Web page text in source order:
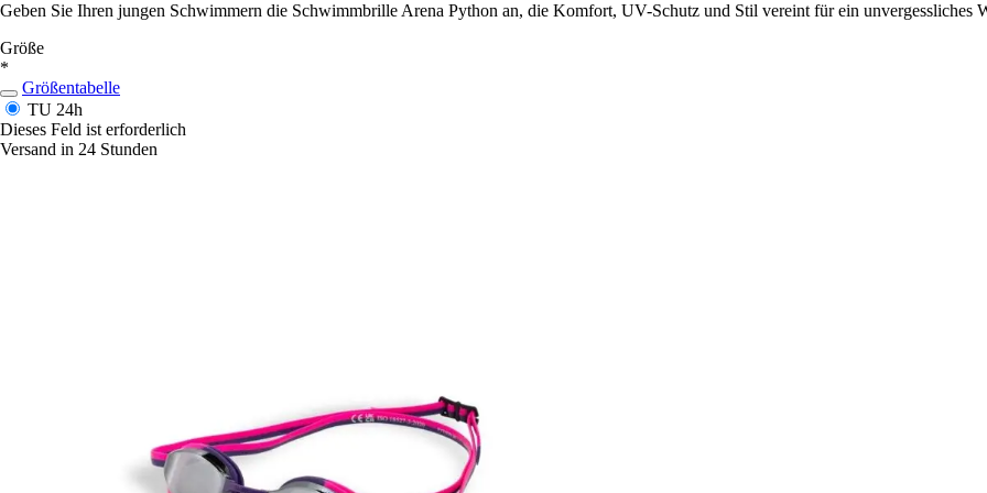
Geben Sie Ihren jungen Schwimmern die Schwimmbrille Arena Python an, die Komfort, UV-Schutz und Stil vereint für ein unvergessliches
Größe
*
Größentabelle
TU 24h
Dieses Feld ist erforderlich
Versand in 24 Stunden